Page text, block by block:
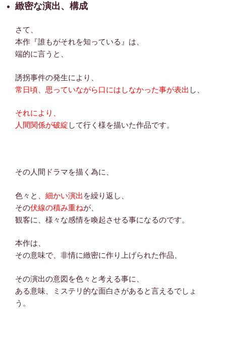
緻密な演出、構成
さて、
本作『誰もがそれを知っている』は、
端的に言うと、
誘拐事件の発生により、
常日頃、思っていながら口にはしなかった事が表出 し、
それにより、
人間関係が破綻 して行く様を描いた作品です。
その人間ドラマを描く為に、
色々と、 細かい演出 を繰り返し、
その伏線の積み重ねが、
観客に、様々な感情を喚起させる事になるのです。
本作は、
その意味で、非情に緻密に作り上げられた作品、
その演出の意図を色々と考える事に、
ある意味、ミステリ的な面白さがあると言えるでしょ
う。